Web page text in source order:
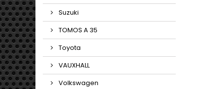
Suzuki
TOMOS A 35
Toyota
VAUXHALL
Volkswagen